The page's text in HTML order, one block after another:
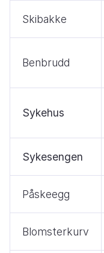
Skibakke
Benbrudd
Sykehus
Sykesengen
Påskeegg
Blomsterkurv